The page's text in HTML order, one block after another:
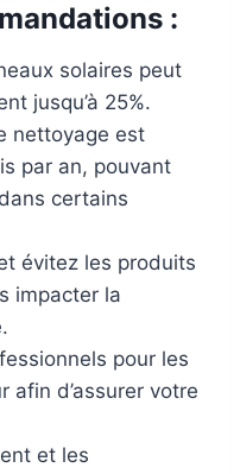
:
solaires peut
jusqu’à 25%.
nettoyage est
par an, pouvant
certains
évitez les produits
impacter la
pour les
afin d’assurer votre
et les